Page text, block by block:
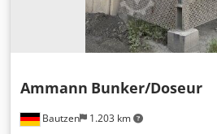
Bautzen 1.203 km
Ammann Bunker/Doseur